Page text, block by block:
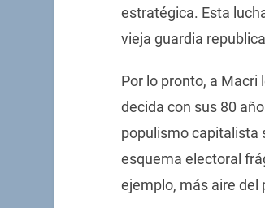
estratégica. Esta
vieja guardia
Por lo pronto, a Macri
decida con sus 80
populismo capitalista
esquema electoral
ejemplo, más aire del